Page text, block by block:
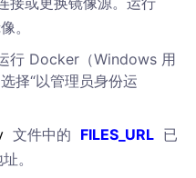
。
行 Docker（Windows 用
择“以管理员身份运
文件中的 FILES_URL 已
。